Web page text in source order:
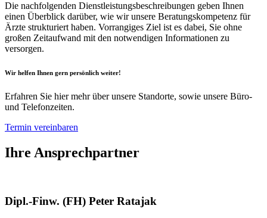
Die nachfolgenden Dienstleistungsbeschreibungen geben Ihnen
einen Überblick darüber, wie wir unsere Beratungskompetenz für
Ärzte strukturiert haben. Vorrangiges Ziel ist es dabei, Sie ohne
großen Zeitaufwand mit den notwendigen Informationen zu
versorgen.
Wir helfen Ihnen gern persönlich weiter!
Erfahren Sie hier mehr über unsere Standorte, sowie unsere Büro-
und Telefonzeiten.
Termin vereinbaren
Ihre Ansprechpartner
Dipl.-Finw. (FH) Peter Ratajak